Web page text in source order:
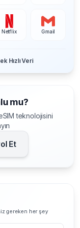
Netflix Gmail
Hızlı Veri
mu?
teknolojisini
Et
gereken her şey